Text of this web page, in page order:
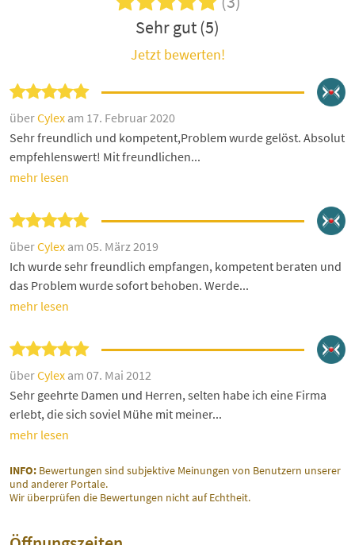
Sehr gut (5)
Jetzt bewerten!
überCylex am 17. Februar 2020
Sehr freundlich und kompetent,Problem wurde gelöst. Absolut
empfehlenswert! Mit freundlichen...
mehr lesen
überCylex am 05. März 2019
Ich wurde sehr freundlich empfangen, kompetent beraten und
das Problem wurde sofort behoben. Werde...
mehr lesen
überCylex am 07. Mai 2012
Sehr geehrte Damen und Herren, selten habe ich eine Firma
erlebt, die sich soviel Mühe mit meiner...
mehr lesen
INFO: Bewertungen sind subjektive Meinungen von Benutzern unserer
und anderer Portale.
Wir überprüfen die Bewertungen nicht auf Echtheit.